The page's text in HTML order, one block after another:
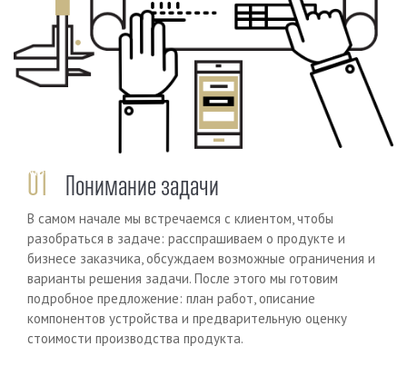
01 Понимание задачи
В самом начале мы встречаемся с клиентом, чтобы
разобраться в задаче: расспрашиваем о продукте и
бизнесе заказчика, обсуждаем возможные ограничения и
варианты решения задачи. После этого мы готовим
подробное предложение: план работ, описание
компонентов устройства и предварительную оценку
стоимости производства продукта.
Previous